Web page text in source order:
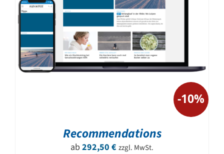
-10%
Recommendations
ab 292,50 € zzgl. MwSt.